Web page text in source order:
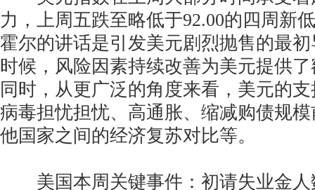
力，上周五跌至略低于92.00的四周新
霍尔的讲话是引发美元剧烈抛售的最
时候，风险因素持续改善为美元提供
同时，从更广泛的角度来看，美元的
病毒担忧担忧、高通胀、缩减购债规
他国家之间的经济复苏对比等。
美国本周关键事件：初请失业金人